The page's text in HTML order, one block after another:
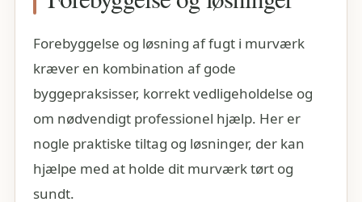
Forebyggelse og løsning af fugt i murværk
kræver en kombination af gode
byggepraksisser, korrekt vedligeholdelse og
om nødvendigt professionel hjælp. Her er
nogle praktiske tiltag og løsninger, der kan
hjælpe med at holde dit murværk tørt og
sundt.